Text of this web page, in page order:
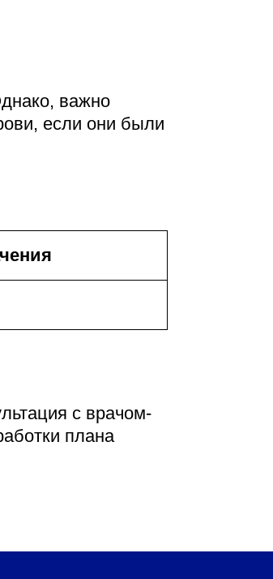
важно
если они были
с врачом-
плана